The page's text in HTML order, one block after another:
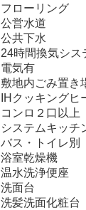
フローリング
公営水道
公共下水
24時間換気シス
電気有
敷地内ごみ置き
IHクッキングヒ
コンロ２口以上
システムキッチ
バス・トイレ別
浴室乾燥機
温水洗浄便座
洗面台
洗髪洗面化粧台